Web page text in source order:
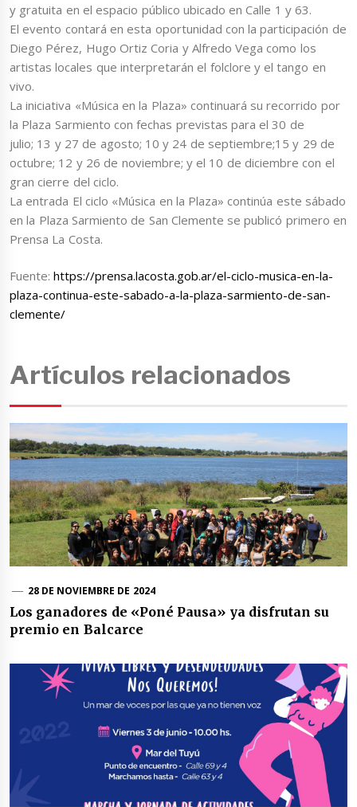
y gratuita en el espacio público ubicado en Calle 1 y 63.
El evento contará en esta oportunidad con la participación de
Diego Pérez, Hugo Ortiz Coria y Alfredo Vega como los
artistas locales que interpretarán el folclore y el tango en
vivo.
La iniciativa «Música en la Plaza» continuará su recorrido por
la Plaza Sarmiento con fechas previstas para el 30 de
julio; 13 y 27 de agosto; 10 y 24 de septiembre;15 y 29 de
octubre; 12 y 26 de noviembre; y el 10 de diciembre con el
gran cierre del ciclo.
La entrada El ciclo «Música en la Plaza» continúa este sábado
en la Plaza Sarmiento de San Clemente se publicó primero en
Prensa La Costa.
Fuente:https://prensa.lacosta.gob.ar/el-ciclo-musica-en-la-
plaza-continua-este-sabado-a-la-plaza-sarmiento-de-san-
clemente/
Artículos relacionados
28 DE NOVIEMBRE DE 2024
Los ganadores de «Poné Pausa» ya disfrutan su
premio en Balcarce